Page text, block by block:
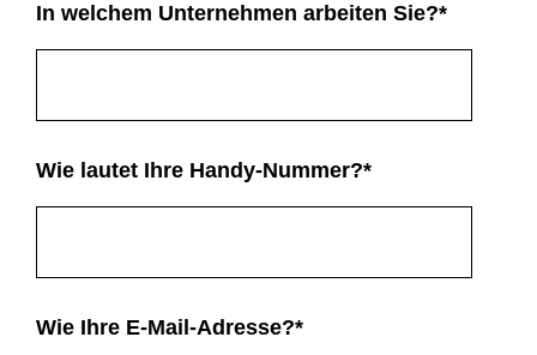
In welchem Unternehmen arbeiten Sie?*
Wie lautet Ihre Handy-Nummer?*
Wie Ihre E-Mail-Adresse?*